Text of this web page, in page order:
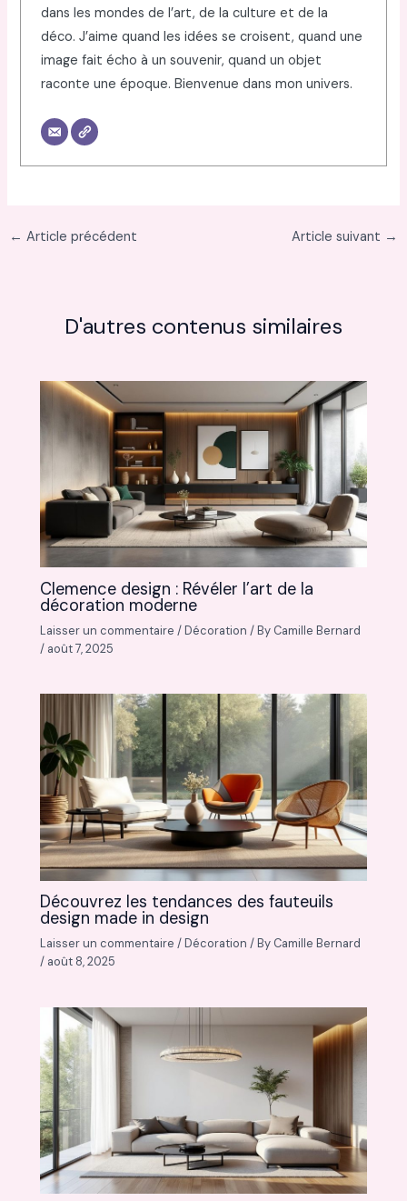
dans les mondes de l’art, de la culture et de la
déco. J’aime quand les idées se croisent, quand une
image fait écho à un souvenir, quand un objet
raconte une époque. Bienvenue dans mon univers.
← Article précédent Article suivant →
D'autres contenus similaires
Clemence design : Révéler l’art de la
décoration moderne
Laisser un commentaire /Décoration / By Camille Bernard
/ août 7, 2025
Découvrez les tendances des fauteuils
design made in design
Laisser un commentaire /Décoration / By Camille Bernard
/ août 8, 2025